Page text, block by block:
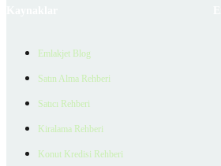
Emlakjet Blog
Satın Alma Rehberi
Satıcı Rehberi
Kiralama Rehberi
Konut Kredisi Rehberi